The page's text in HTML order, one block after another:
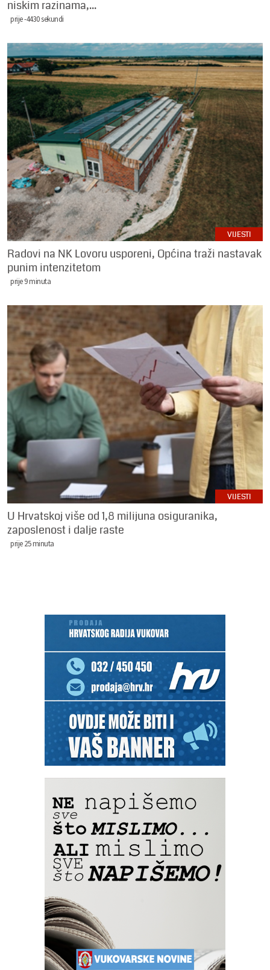
niskim razinama,...
prije -4430 sekundi
VIJESTI
Radovi na NK Lovoru usporeni, Općina traži nastavak
punim intenzitetom
prije 9 minuta
VIJESTI
U Hrvatskoj više od 1,8 milijuna osiguranika,
zaposlenost i dalje raste
prije 25 minuta